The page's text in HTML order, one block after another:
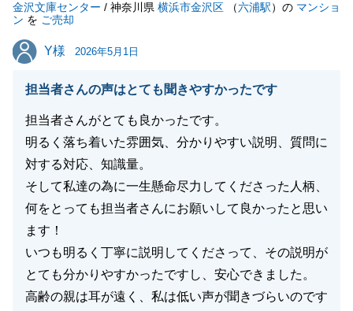
てまいります。
また何かございましたら、いつでもお気軽にご連絡を
いただけますと幸いです。
閉じる
金沢文庫センター / 神奈川県 横浜市金沢区 （六浦駅）の マンショ
ン を ご売却
Y様
Y様 2026年5月1日
担当者さんの声はとても聞きやすかったです
担当者さんがとても良かったです。
明るく落ち着いた雰囲気、分かりやすい説明、質問に
対する対応、知識量。
そして私達の為に一生懸命尽力してくださった人柄、
何をとっても担当者さんにお願いして良かったと思い
ます！
いつも明るく丁寧に説明してくださって、その説明が
とても分かりやすかったですし、安心できました。
高齢の親は耳が遠く、私は低い声が聞きづらいのです